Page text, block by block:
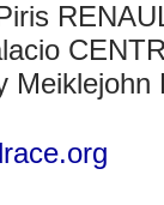
Meiklejohn